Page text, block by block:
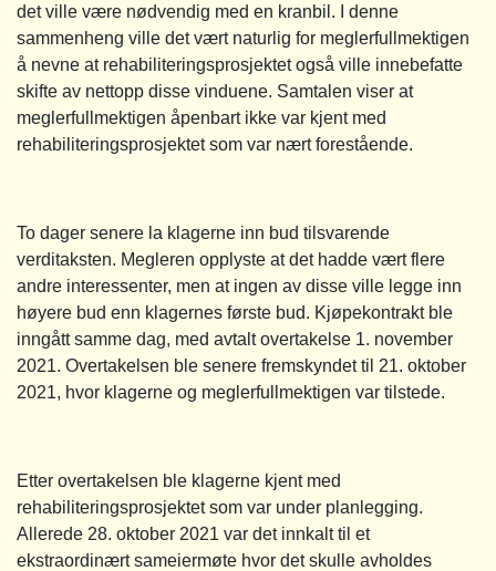
det ville være nødvendig med en kranbil. I denne
sammenheng ville det vært naturlig for meglerfullmektigen
å nevne at rehabiliteringsprosjektet også ville innebefatte
skifte av nettopp disse vinduene. Samtalen viser at
meglerfullmektigen åpenbart ikke var kjent med
rehabiliteringsprosjektet som var nært forestående.
To dager senere la klagerne inn bud tilsvarende
verditaksten. Megleren opplyste at det hadde vært flere
andre interessenter, men at ingen av disse ville legge inn
høyere bud enn klagernes første bud. Kjøpekontrakt ble
inngått samme dag, med avtalt overtakelse 1. november
2021. Overtakelsen ble senere fremskyndet til 21. oktober
2021, hvor klagerne og meglerfullmektigen var tilstede.
Etter overtakelsen ble klagerne kjent med
rehabiliteringsprosjektet som var under planlegging.
Allerede 28. oktober 2021 var det innkalt til et
ekstraordinært sameiermøte hvor det skulle avholdes